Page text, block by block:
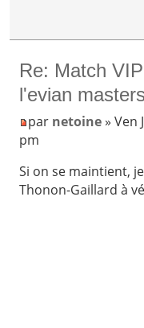
Re: Match
l'evian masters
par netoine» Ven
pm
Si on se maintient,
Thonon-Gaillard à